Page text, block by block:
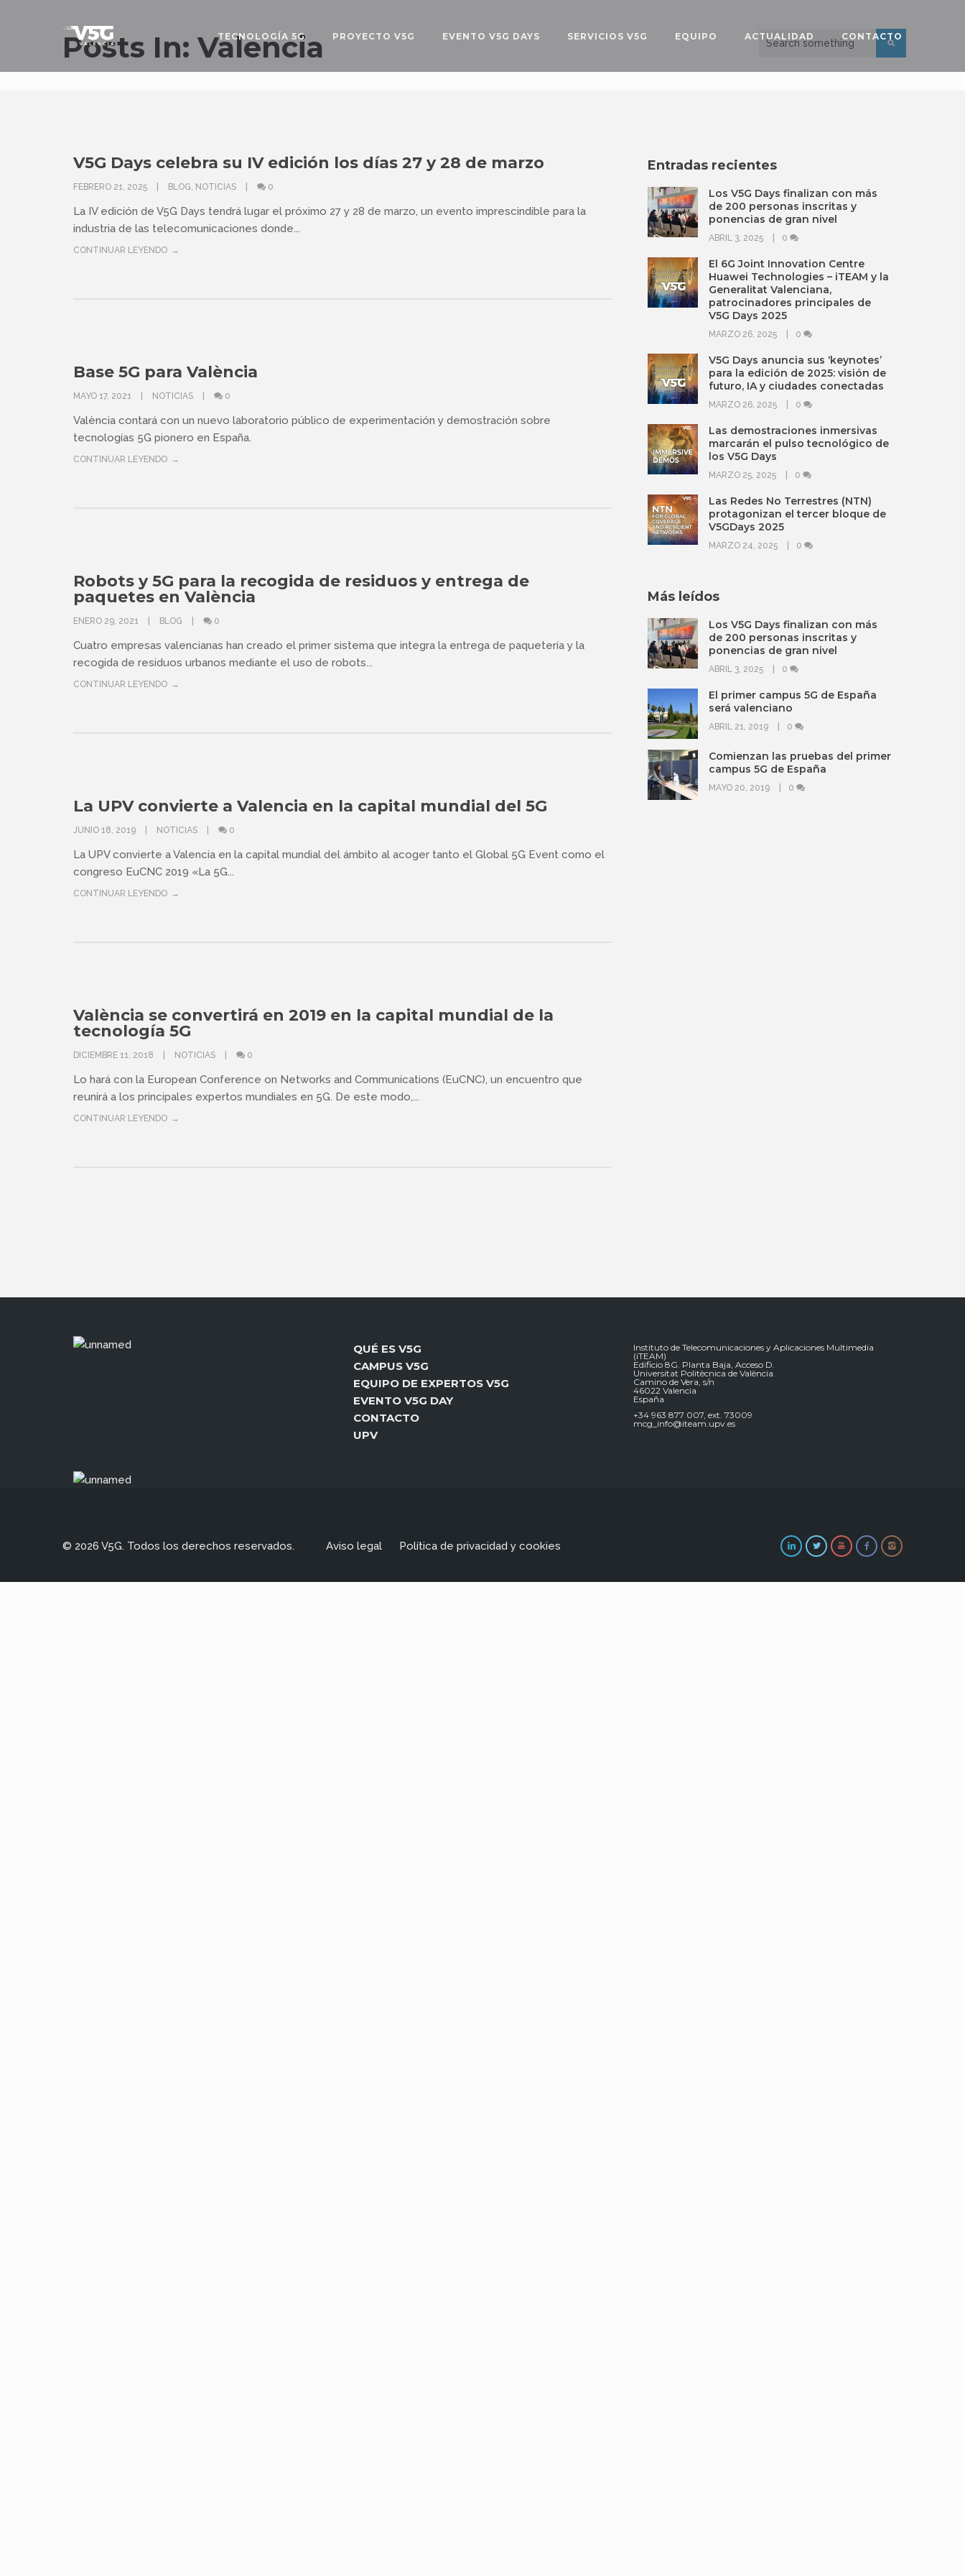
TECNOLOGÍA 5G PROYECTO V5G EVENTO V5G DAYS SERVICIOS V5G EQUIPO ACTUALIDAD CONTACTO
Posts In: Valencia
V5G Days celebra su IV edición los días 27 y 28 de marzo
FEBRERO 21, 2025 BLOG, NOTICIAS 0
La IV edición de V5G Days tendrá lugar el próximo 27 y 28 de marzo, un evento imprescindible para la
industria de las telecomunicaciones donde...
CONTINUAR LEYENDO
Base 5G para València
MAYO 17, 2021 NOTICIAS 0
València contará con un nuevo laboratorio público de experimentación y demostración sobre
tecnologías 5G pionero en España.
CONTINUAR LEYENDO
Robots y 5G para la recogida de residuos y entrega de
paquetes en València
ENERO 29, 2021 BLOG 0
Cuatro empresas valencianas han creado el primer sistema que integra la entrega de paquetería y la
recogida de residuos urbanos mediante el uso de robots...
CONTINUAR LEYENDO
La UPV convierte a Valencia en la capital mundial del 5G
JUNIO 18, 2019 NOTICIAS 0
La UPV convierte a Valencia en la capital mundial del ámbito al acoger tanto el Global 5G Event como el
congreso EuCNC 2019 «La 5G...
CONTINUAR LEYENDO
València se convertirá en 2019 en la capital mundial de la
tecnología 5G
DICIEMBRE 11, 2018 NOTICIAS 0
Lo hará con la European Conference on Networks and Communications (EuCNC), un encuentro que
reunirá a los principales expertos mundiales en 5G. De este modo,...
CONTINUAR LEYENDO
Entradas recientes
Los V5G Days finalizan con más
de 200 personas inscritas y
ponencias de gran nivel
ABRIL 3, 2025 0
El 6G Joint Innovation Centre
Huawei Technologies – iTEAM y la
Generalitat Valenciana,
patrocinadores principales de
V5G Days 2025
MARZO 26, 2025 0
V5G Days anuncia sus ‘keynotes’
para la edición de 2025: visión de
futuro, IA y ciudades conectadas
MARZO 26, 2025 0
Las demostraciones inmersivas
marcarán el pulso tecnológico de
los V5G Days
MARZO 25, 2025 0
Las Redes No Terrestres (NTN)
protagonizan el tercer bloque de
V5GDays 2025
MARZO 24, 2025 0
Más leídos
Los V5G Days finalizan con más
de 200 personas inscritas y
ponencias de gran nivel
ABRIL 3, 2025 0
El primer campus 5G de España
será valenciano
ABRIL 21, 2019 0
Comienzan las pruebas del primer
campus 5G de España
MAYO 20, 2019 0
QUÉ ES V5G
CAMPUS V5G
EQUIPO DE EXPERTOS V5G
EVENTO V5G DAY
CONTACTO
UPV
Instituto de Telecomunicaciones y Aplicaciones Multimedia
(iTEAM)
Edificio 8G. Planta Baja, Acceso D.
Universitat Politècnica de València.
Camino de Vera, s/n
46022 Valencia
España
+34 963 877 007, ext. 73009
mcg_info@iteam.upv.es
© 2026 V5G. Todos los derechos reservados. Aviso legal Política de privacidad y cookies